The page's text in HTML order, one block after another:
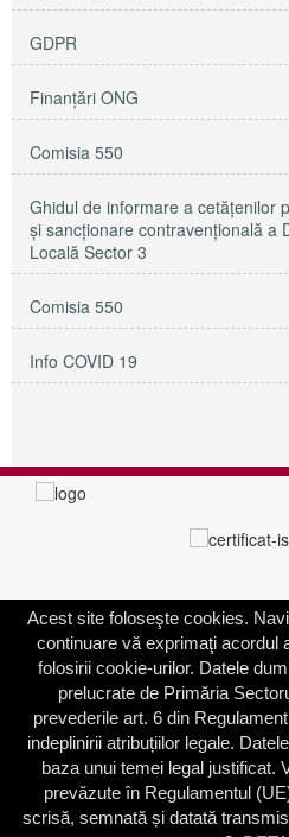
GDPR
Finanțări ONG
Comisia 550
Ghidul de informare a cetățenilor
și sancționare contravențională a
Locală Sector 3
Comisia 550
Info COVID 19
PRIMĂRIA SECTORULUI 3
Adresa:Calea Dudeşti nr. 191
Bucureşti, Sector 3, România
Contactați-ne
Telefon: 021.318.03.23
Fax: 021.318.03.04
Acest site foloseşte cookies.
continuare vă exprimaţi acordul
folosirii cookie-urilor. Datele
prelucrate de Primăria
prevederile art. 6 din
indeplinirii atribuțiilor legale.
baza unui temei legal justificat.
prevăzute în Regulamentul
scrisă, semnată și datată